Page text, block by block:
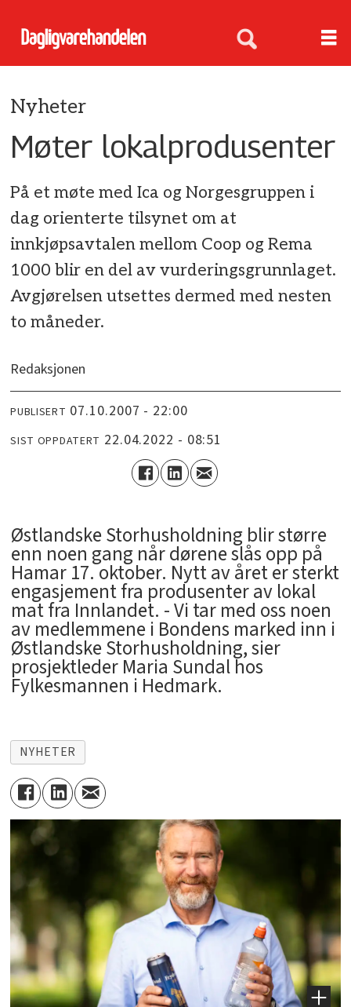
Nyheter
Møter lokalprodusenter
På et møte med Ica og Norgesgruppen i
dag orienterte tilsynet om at
innkjøpsavtalen mellom Coop og Rema
1000 blir en del av vurderingsgrunnlaget.
Avgjørelsen utsettes dermed med nesten
to måneder.
Redaksjonen
PUBLISERT 07.10.2007 - 22:00
SIST OPPDATERT 22.04.2022 - 08:51
Østlandske Storhusholdning blir større
enn noen gang når dørene slås opp på
Hamar 17. oktober. Nytt av året er sterkt
engasjement fra produsenter av lokal
mat fra Innlandet. - Vi tar med oss noen
av medlemmene i Bondens marked inn i
Østlandske Storhusholdning, sier
prosjektleder Maria Sundal hos
Fylkesmannen i Hedmark.
NYHETER